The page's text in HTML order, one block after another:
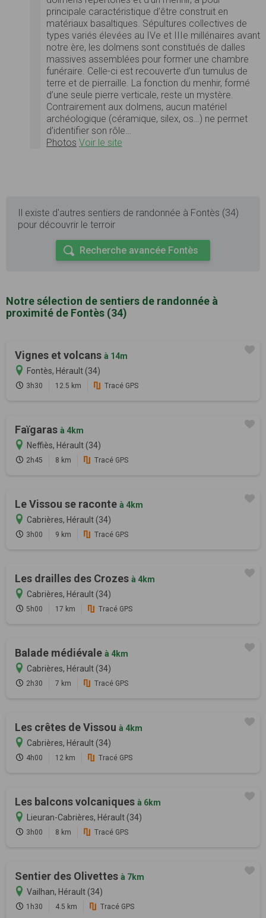
principale caractéristique d’être construit en
matériaux basaltiques. Sépultures collectives de
types variés élevées au IVe et IIIe millénaires avant
notre ère, les dolmens sont constitués de dalles
massives assemblées pour former une chambre
funéraire. Celle-ci est recouverte d’un tumulus de
terre et de pierraille. La fonction du menhir, formé
d’une seule pierre verticale, reste un mystère.
Contrairement aux dolmens, aucun matériel
archéologique (céramique, silex, os…) ne permet
d’identifier son rôle…
Photos Voir le site
Il existe d'autres sentiers de randonnée à Fontès (34)
pour découvrir le terroir
Recherche avancée Fontès
Notre sélection de sentiers de randonnée à
proximité de Fontès (34)
Vignes et volcans à 14m
Fontès, Hérault (34)
3h30 12.5 km Tracé GPS
Faïgaras à 4km
Neffiès, Hérault (34)
2h45 8 km Tracé GPS
Le Vissou se raconte à 4km
Cabrières, Hérault (34)
3h00 9 km Tracé GPS
Les drailles des Crozes à 4km
Cabrières, Hérault (34)
5h00 17 km Tracé GPS
Balade médiévale à 4km
Cabrières, Hérault (34)
2h30 7 km Tracé GPS
Les crêtes de Vissou à 4km
Cabrières, Hérault (34)
4h00 12 km Tracé GPS
Les balcons volcaniques à 6km
Lieuran-Cabrières, Hérault (34)
3h00 8 km Tracé GPS
Sentier des Olivettes à 7km
Vailhan, Hérault (34)
1h30 4.5 km Tracé GPS